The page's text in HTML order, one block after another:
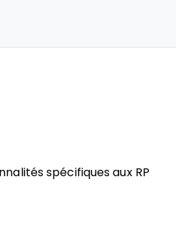
spécifiques aux RP